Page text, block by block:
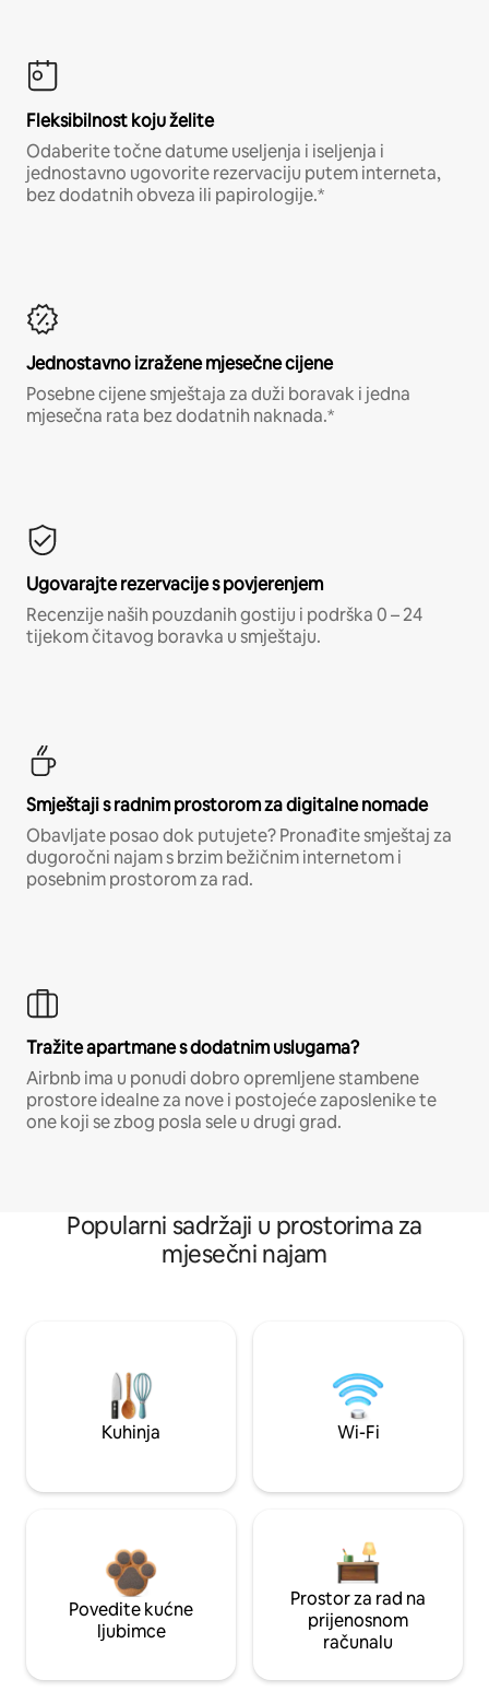
Fleksibilnost koju želite
Odaberite točne datume useljenja i iseljenja i
jednostavno ugovorite rezervaciju putem interneta,
bez dodatnih obveza ili papirologije.*
Jednostavno izražene mjesečne cijene
Posebne cijene smještaja za duži boravak i jedna
mjesečna rata bez dodatnih naknada.*
Ugovarajte rezervacije s povjerenjem
Recenzije naših pouzdanih gostiju i podrška 0 – 24
tijekom čitavog boravka u smještaju.
Smještaji s radnim prostorom za digitalne nomade
Obavljate posao dok putujete? Pronađite smještaj za
dugoročni najam s brzim bežičnim internetom i
posebnim prostorom za rad.
Tražite apartmane s dodatnim uslugama?
Airbnb ima u ponudi dobro opremljene stambene
prostore idealne za nove i postojeće zaposlenike te
one koji se zbog posla sele u drugi grad.
Popularni sadržaji u prostorima za
mjesečni najam
Kuhinja Wi-Fi
Povedite kućne
ljubimce
Prostor za rad na
prijenosnom
računalu